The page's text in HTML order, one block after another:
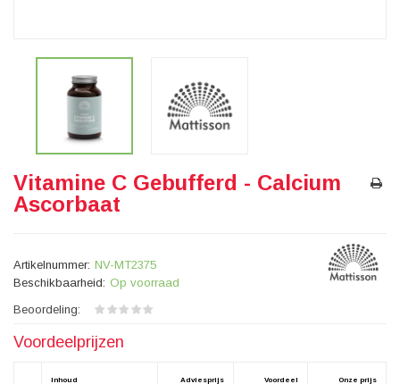
Vitamine C Gebufferd - Calcium
Ascorbaat
Artikelnummer: NV-MT2375
Beschikbaarheid: Op voorraad
Beoordeling:
Voordeelprijzen
Inhoud Adviesprijs Voordeel Onze prijs